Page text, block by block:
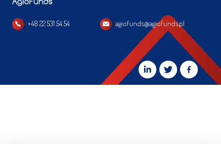
+48 22 531 54 54 agiofunds@agiofunds.pl